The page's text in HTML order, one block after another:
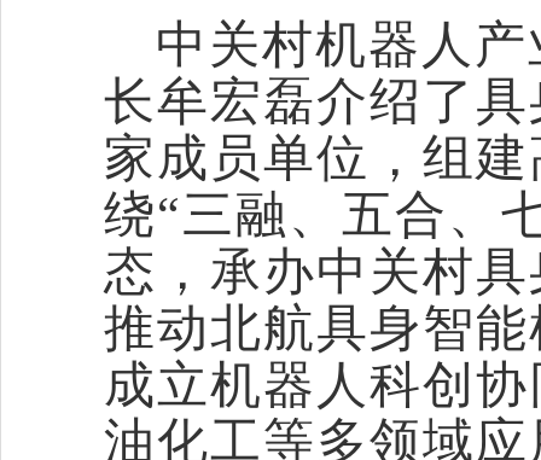
中关村机器人
长牟宏磊介绍了
家成员单位，组
绕“三融、五合、
态，承办中关村
推动北航具身智
成立机器人科创
油化工等多领域